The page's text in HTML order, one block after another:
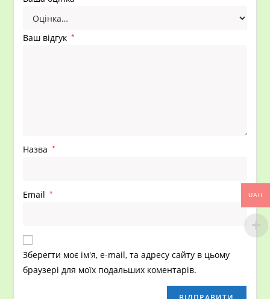
Ваш відгук *
Назва *
Email *
Зберегти моє ім'я, e-mail, та адресу сайту в цьому
браузері для моїх подальших коментарів.
UAH